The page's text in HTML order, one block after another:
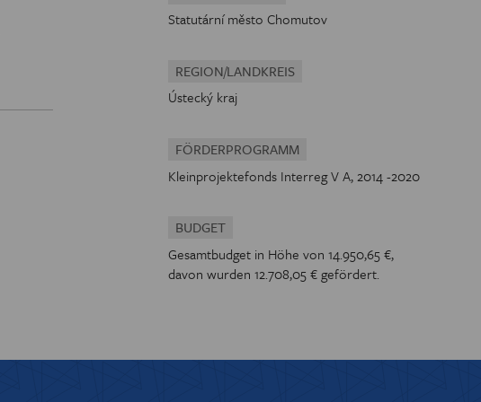
Statutární město Chomutov
REGION/LANDKREIS
Ústecký kraj
FÖRDERPROGRAMM
Kleinprojektefonds Interreg V A, 2014 -2020
BUDGET
Gesamtbudget in Höhe von 14.950,65 €,
davon wurden 12.708,05 € gefördert.